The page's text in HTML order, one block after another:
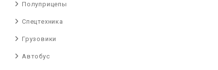
Полуприцепы
Спецтехника
Грузовики
Автобус